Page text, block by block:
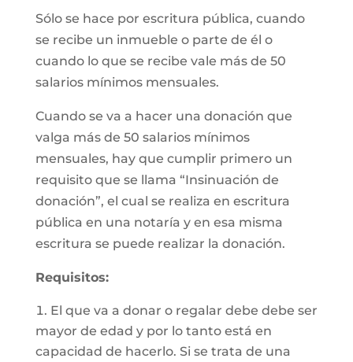
Sólo se hace por escritura pública, cuando
se recibe un inmueble o parte de él o
cuando lo que se recibe vale más de 50
salarios mínimos mensuales.
Cuando se va a hacer una donación que
valga más de 50 salarios mínimos
mensuales, hay que cumplir primero un
requisito que se llama “Insinuación de
donación”, el cual se realiza en escritura
pública en una notaría y en esa misma
escritura se puede realizar la donación.
Requisitos:
El que va a donar o regalar debe debe ser
mayor de edad y por lo tanto está en
capacidad de hacerlo. Si se trata de una